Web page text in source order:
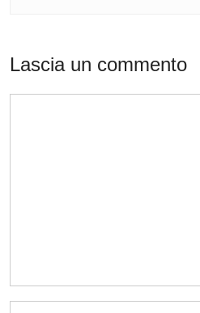
Lascia un commento